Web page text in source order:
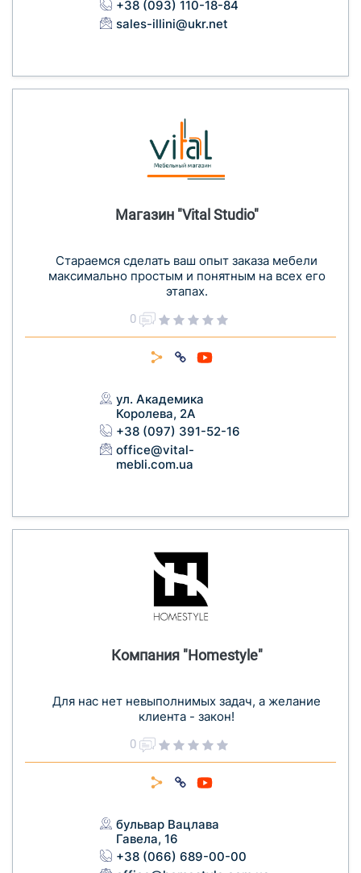
+38 (093) 110-18-84
sales-illini@ukr.net
Магазин "Vital Studio"
Стараемся сделать ваш опыт заказа мебели
максимально простым и понятным на всех его
этапах.
0
ул. Академика
Королева, 2А
+38 (097) 391-52-16
office@vital-
mebli.com.ua
Компания "Homestyle"
Для нас нет невыполнимых задач, а желание
клиента - закон!
0
бульвар Вацлава
Гавела, 16
+38 (066) 689-00-00